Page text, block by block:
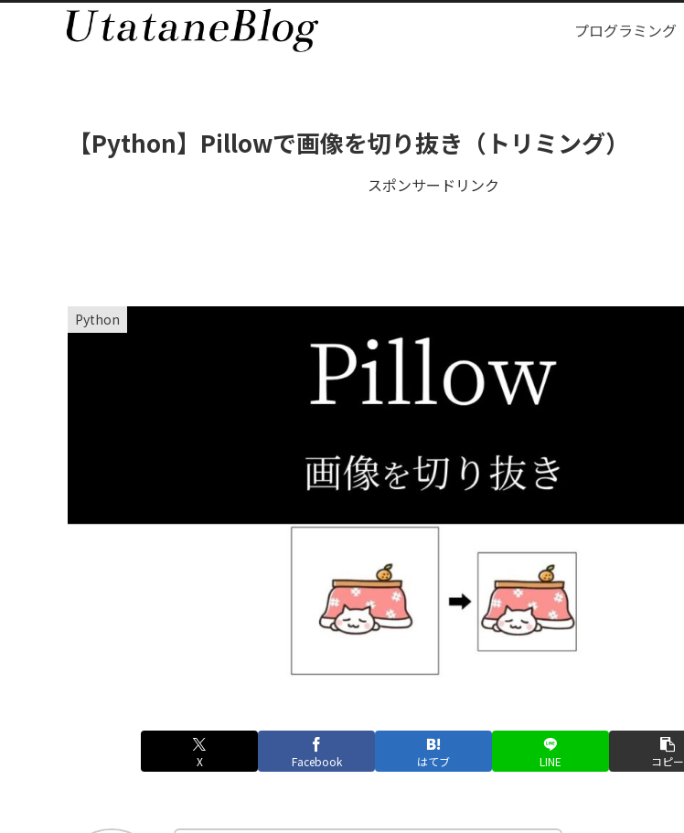
プログラミング
【Python】Pillowで画像を切り抜き（トリミング）
スポンサードリンク
Python
X Facebook はてブ LINE コピー